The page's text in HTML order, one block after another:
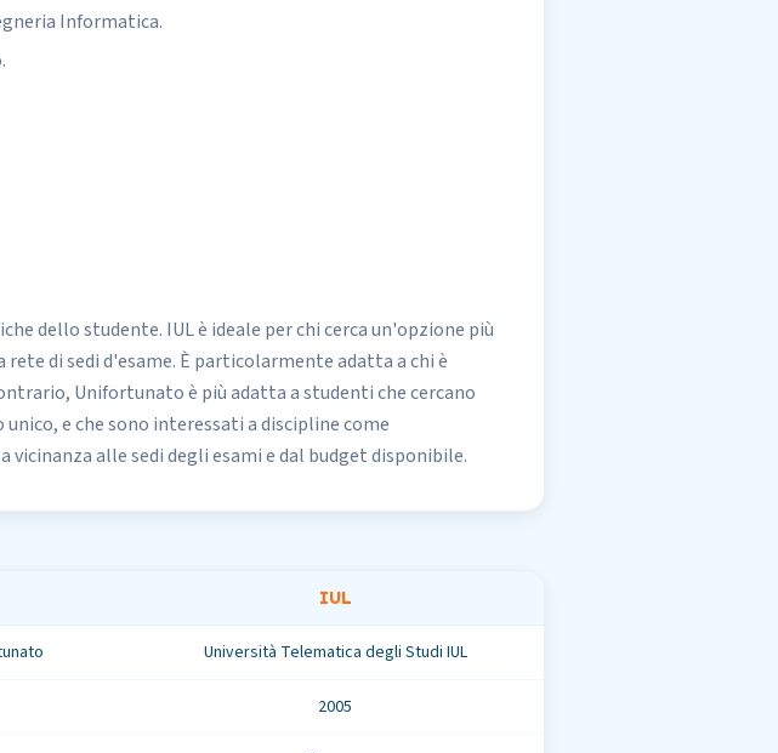
Informatica.
dello studente. IUL è ideale per chi cerca un'opzione più
di sedi d'esame. È particolarmente adatta a chi è
Unifortunato è più adatta a studenti che cercano
e che sono interessati a discipline come
alle sedi degli esami e dal budget disponibile.
IUL
Università Telematica degli Studi IUL
2005